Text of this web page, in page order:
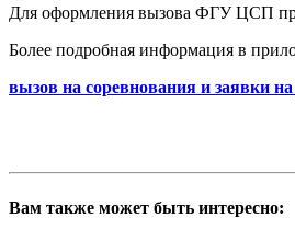
Для оформления вызова ФГУ ЦСП
Более подробная информация в
вызов на соревнования и заявки на
Вам также может быть интересно: